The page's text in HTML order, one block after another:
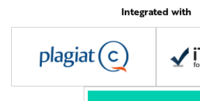
Integrated with